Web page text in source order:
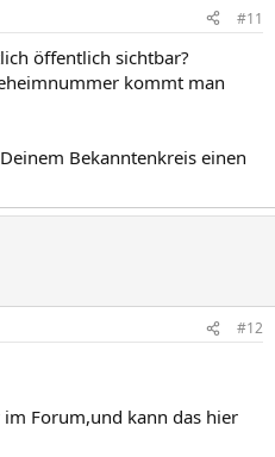
#11
öffentlich sichtbar?
kommt man
Bekanntenkreis einen
#12
Forum,und kann das hier